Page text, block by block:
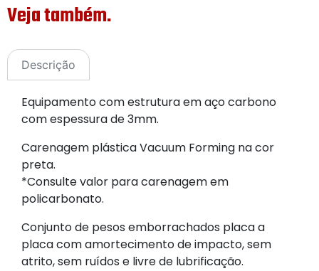
Veja também.
Descrição
Equipamento com estrutura em aço carbono
com espessura de 3mm.
Carenagem plástica Vacuum Forming na cor
preta.
*Consulte valor para carenagem em
policarbonato.
Conjunto de pesos emborrachados placa a
placa com amortecimento de impacto, sem
atrito, sem ruídos e livre de lubrificação.